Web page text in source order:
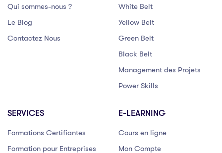
Qui sommes-nous ?
Le Blog
Contactez Nous
White Belt
Yellow Belt
Green Belt
Black Belt
Management des Projets
Power Skills
SERVICES
Formations Certifiantes
Formation pour Entreprises
E-LEARNING
Cours en ligne
Mon Compte